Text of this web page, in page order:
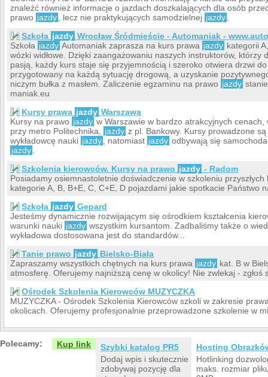
znaleźć również informacje o jazdach doszkalających dla osób
prawo jazdy , lecz nie praktykujących samodzielnej jazdy
Szkoła jazdy Wrocław Śródmieście - Automaniak -
Szkoła jazdy Automaniak zaprasza na kurs prawa jazdy kategorii
wózki widłowe. Dzięki zaangażowaniu naszych instruktorów,
pasją, każdy kurs staje się przyjemnością i szeroko otwiera drzwi
przygotowany na każdą sytuację drogową, a uzyskanie
niczym bułka z masłem. Zaliczenie egzaminu na prawo jazdy
maniak.eu
Kursy prawa jazdy Warszawa
Kursy na prawo jazdy w Warszawie w bardzo atrakcyjnych cenach,
przy metro Politechnika,
jazdy z pl. Bankowy. Kursy prowadzone
wykładowcę nauki jazdy , natomiast jazdy odbywają się
jazdy
Szkolenia kierowców. Kursy na prawo jazdy - Radom
Posiadamy osiemnastoletnie doświadczenie w szkoleniu
kategorie A, B, B+E, C, C+E, D pojazdami jakie spotkacie Państwo
Szkoła jazdy Gepard
Jesteśmy dynamicznie rozwijającym się ośrodkiem kształcenia
warunki nauki jazdy wszystkim kursantom. Zadbaliśmy także o
wykładowa dostosowana jest do standardów...
Tanie prawo jazdy Bielsko-Biała
Zapraszamy wszystkich chętnych na kurs prawa jazdy kat. B w
atmosferę. Oferujemy najniższą cenę w okolicy! Nie zwlekaj - zgłoś
Ośrodek Szkolenia Kierowców MUZYCZKA
MUZYCZKA - Ośrodek Szkolenia Kierowców szkoli w zakresie
okolicach. Oferujemy profesjonalnie przeprowadzone szkolenie w
Polecamy: Kup link
Szybki katalog PR5
Dodaj wpis i skutecznie
zdobywaj pozycję dla
Hosting
Hotlinking
maks. rozmiar